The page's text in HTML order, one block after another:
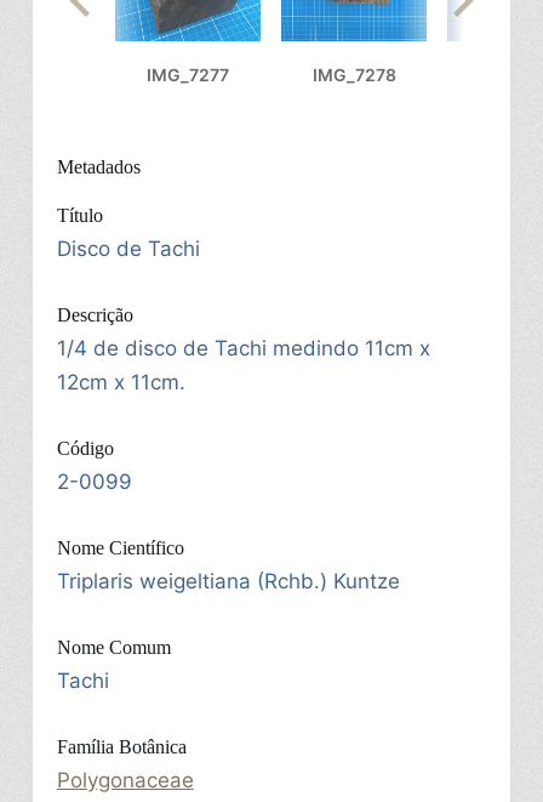
IMG_7277 IMG_7278
Metadados
Título
Disco de Tachi
Descrição
1/4 de disco de Tachi medindo 11cm x
12cm x 11cm.
Código
2-0099
Nome Científico
Triplaris weigeltiana (Rchb.) Kuntze
Nome Comum
Tachi
Família Botânica
Polygonaceae